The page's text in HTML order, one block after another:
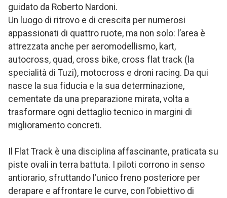
guidato da Roberto Nardoni.
Un luogo di ritrovo e di crescita per numerosi
appassionati di quattro ruote, ma non solo: l’area è
attrezzata anche per aeromodellismo, kart,
autocross, quad, cross bike, cross flat track (la
specialità di Tuzi), motocross e droni racing. Da qui
nasce la sua fiducia e la sua determinazione,
cementate da una preparazione mirata, volta a
trasformare ogni dettaglio tecnico in margini di
miglioramento concreti.
Il Flat Track è una disciplina affascinante, praticata su
piste ovali in terra battuta. I piloti corrono in senso
antiorario, sfruttando l’unico freno posteriore per
derapare e affrontare le curve, con l’obiettivo di